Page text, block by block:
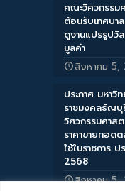
คณะวิศวกรร
ต้อนรับเทศบา
ดูงานแปรรูปวั
มูลค่า
สิงหาคม 5,
ประกาศ มหาวิ
ราชมงคลธัญ
วิศวกรรมศาส
ราคาขายทอด
ใช้ในราชการ
2568
สิงหาคม 5,